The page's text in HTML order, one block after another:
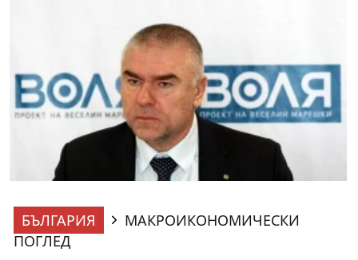
БЪЛГАРИЯ
МАКРОИКОНОМИЧЕСКИ
ПОГЛЕД